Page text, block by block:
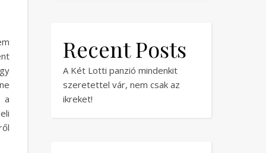
a
Recent Posts
A Két Lotti panzió mindenkit
szeretettel vár, nem csak az
ikreket!